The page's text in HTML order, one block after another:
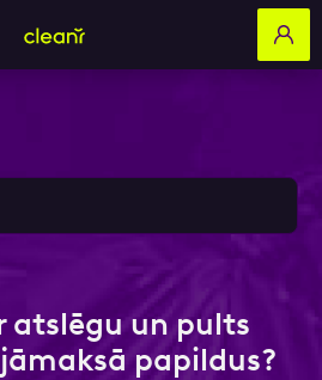
atslēgu un pults
papildus?
formu un mēs ar tevi
formu un mēs ar tevi